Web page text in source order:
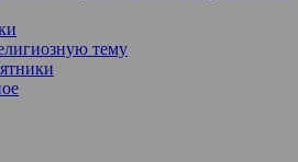
тему